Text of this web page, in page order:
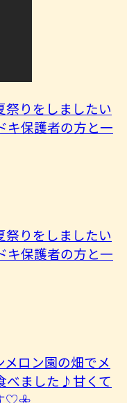
りをしましたい
キ保護者の方と一
りをしましたい
キ保護者の方と一
ロン園の畑でメ
べました♪甘くて
♡𖧷